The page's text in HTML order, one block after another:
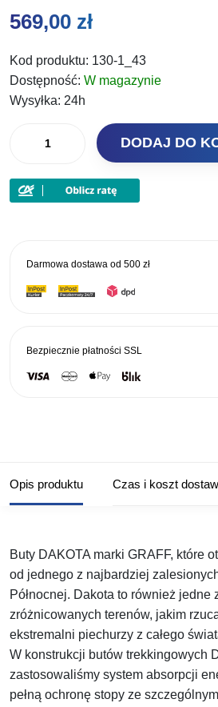
569,00 zł
Kod produktu: 130-1_43
Dostępność: W magazynie
Wysyłka: 24h
Dakota
DODAJ DO
Darmowa dostawa od 500 zł
Bezpiecznie płatności SSL
Opis produktu Czas i koszt
Buty DAKOTA marki GRAFF, które
od jednego z najbardziej
Północnej. Dakota to również jedne
zróżnicowanych terenów, jakim
ekstremalni piechurzy z całego
W konstrukcji butów trekkingowych
zastosowaliśmy system absorpcji
pełną ochronę stopy ze